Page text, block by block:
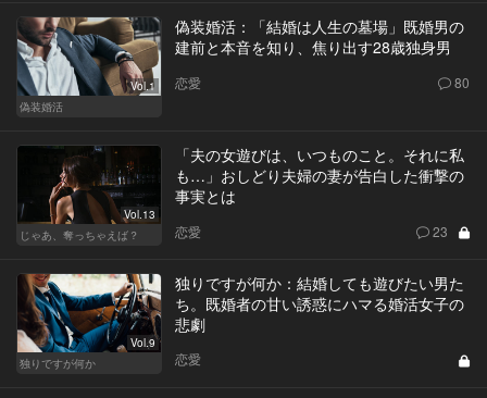
Vol.1
偽装婚活
偽装婚活：「結婚は人生の墓場」既婚男の
建前と本音を知り、焦り出す28歳独身男
恋愛 80
Vol.13
じゃあ、奪っちゃえば？
「夫の女遊びは、いつものこと。それに私
も…」おしどり夫婦の妻が告白した衝撃の
事実とは
恋愛 23
Vol.9
独りですが何か
独りですが何か：結婚しても遊びたい男た
ち。既婚者の甘い誘惑にハマる婚活女子の
悲劇
恋愛